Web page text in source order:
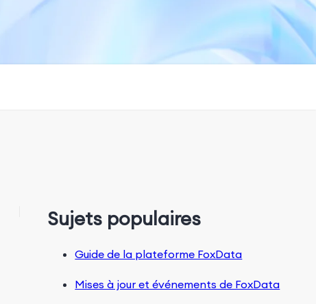
Sujets populaires
Guide de la plateforme FoxData
Mises à jour et événements de FoxData